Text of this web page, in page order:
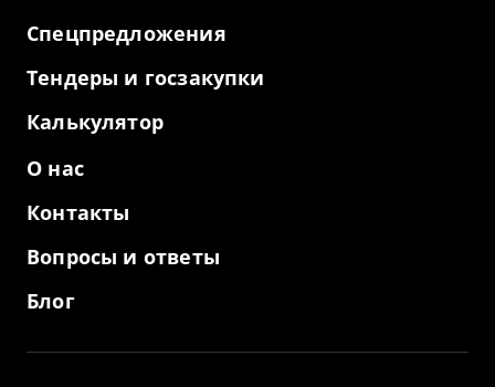
Спецпредложения
Тендеры и госзакупки
Калькулятор
О нас
Контакты
Вопросы и ответы
Блог